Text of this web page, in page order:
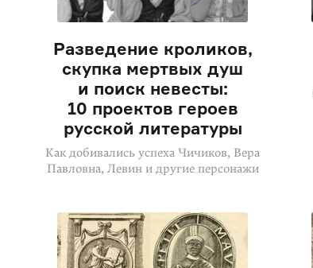
Разведение кроликов,
скупка мертвых душ
и поиск невесты:
10 проектов героев
русской литературы
Как добивались успеха Чичиков, Вера
Павловна, Левин и другие персонажи